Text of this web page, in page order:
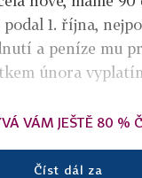
1. října,
a peníze mu
února
VÁM JEŠTĚ 80 %
Číst dál za